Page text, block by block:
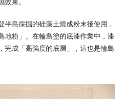
效果。
半島採掘的硅藻土燒成粉末後使用，
地粉」。在輪島塗的底漆作業中，漆
完成「高強度的底層」，這也是輪島